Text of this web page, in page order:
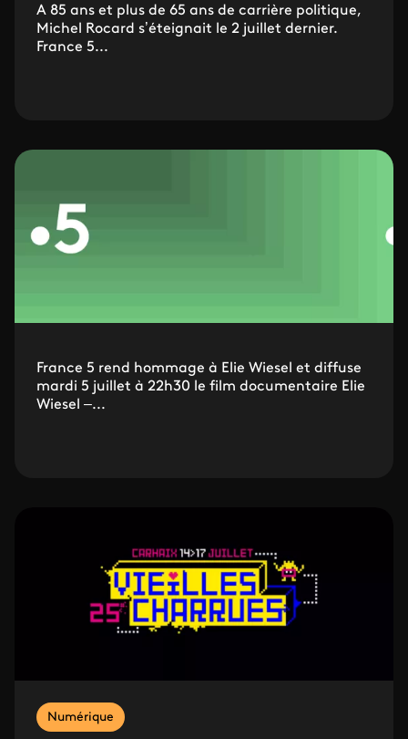
A 85 ans et plus de 65 ans de carrière politique,
Michel Rocard s’éteignait le 2 juillet dernier.
France 5...
France 5 rend hommage à Elie Wiesel et diffuse
mardi 5 juillet à 22h30 le film documentaire Elie
Wiesel –...
Numérique